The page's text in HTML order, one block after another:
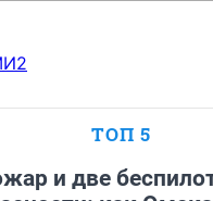
ТОП 5
и две